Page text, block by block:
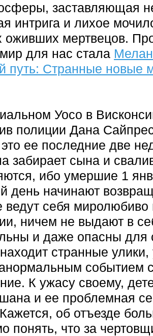
заставляющая
интрига и лихое
оживших мертвецов.
для нас стала
путь: Странные новые
Уосо в
полиции Дана
ее последние две
забирает сына и
ибо умершие 1
день начинают
ведут себя миролюбиво
ничем не выдают в
и даже опасны для
странные
событием
К ужасу своему,
и ее проблемная
об отъезде
понять, что за